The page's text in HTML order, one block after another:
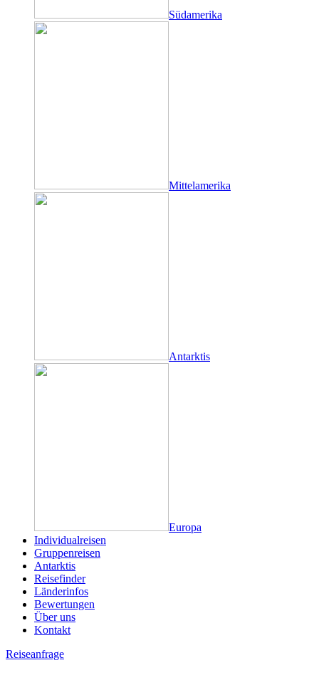
Südamerika
Mittelamerika
Antarktis
Europa
Individualreisen
Gruppenreisen
Antarktis
Reisefinder
Länderinfos
Bewertungen
Über uns
Kontakt
Reiseanfrage